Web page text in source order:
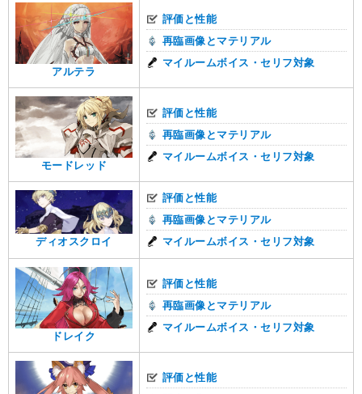
アルテラ
評価と性能
再臨画像とマテリアル
マイルームボイス・セリフ対象
モードレッド
評価と性能
再臨画像とマテリアル
マイルームボイス・セリフ対象
ディオスクロイ
評価と性能
再臨画像とマテリアル
マイルームボイス・セリフ対象
ドレイク
評価と性能
再臨画像とマテリアル
マイルームボイス・セリフ対象
評価と性能